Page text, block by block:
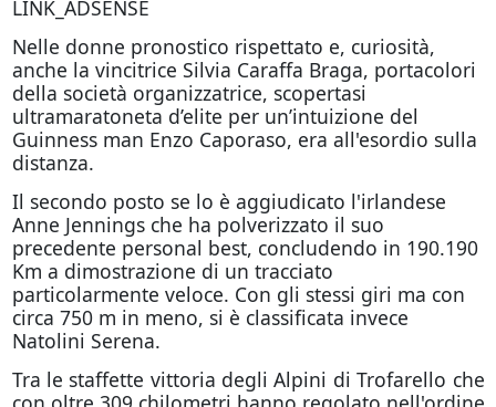
LINK_ADSENSE
Nelle donne pronostico rispettato e, curiosità,
anche la vincitrice Silvia Caraffa Braga, portacolori
della società organizzatrice, scopertasi
ultramaratoneta d’elite per un’intuizione del
Guinness man Enzo Caporaso, era all'esordio sulla
distanza.
Il secondo posto se lo è aggiudicato l'irlandese
Anne Jennings che ha polverizzato il suo
precedente personal best, concludendo in 190.190
Km a dimostrazione di un tracciato
particolarmente veloce. Con gli stessi giri ma con
circa 750 m in meno, si è classificata invece
Natolini Serena.
Tra le staffette vittoria degli Alpini di Trofarello che